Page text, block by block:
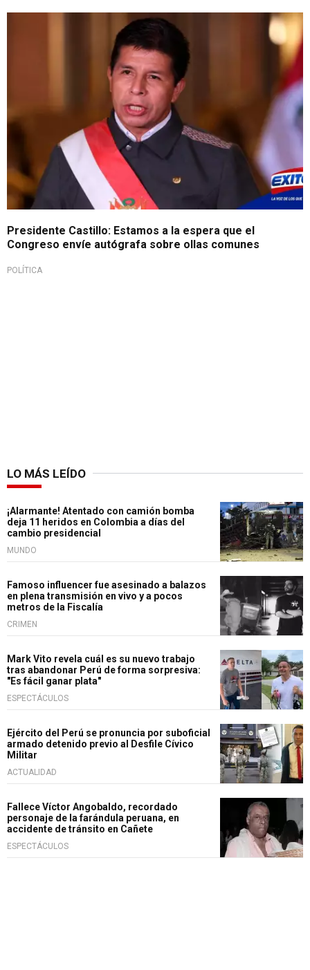
Presidente Castillo: Estamos a la espera que el
Congreso envíe autógrafa sobre ollas comunes
POLÍTICA
LO MÁS LEÍDO
¡Alarmante! Atentado con camión bomba
deja 11 heridos en Colombia a días del
cambio presidencial
MUNDO
Famoso influencer fue asesinado a balazos
en plena transmisión en vivo y a pocos
metros de la Fiscalía
CRIMEN
Mark Vito revela cuál es su nuevo trabajo
tras abandonar Perú de forma sorpresiva:
"Es fácil ganar plata"
ESPECTÁCULOS
Ejército del Perú se pronuncia por suboficial
armado detenido previo al Desfile Cívico
Militar
ACTUALIDAD
Fallece Víctor Angobaldo, recordado
personaje de la farándula peruana, en
accidente de tránsito en Cañete
ESPECTÁCULOS